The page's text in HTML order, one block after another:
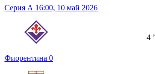
Серия А 16:00, 10 май 2026
Фиорентина 0
4 ʼ